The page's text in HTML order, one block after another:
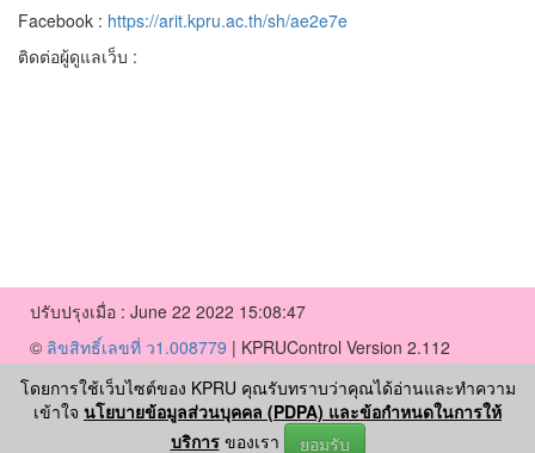
โดยการใช้เว็บไซต์ของ KPRU คุณรับทราบว่าคุณได้อ่านและทำความ
เข้าใจ นโยบายข้อมูลส่วนบุคคล (PDPA) และข้อกำหนดในการให้
บริการของเรา ยอมรับ
Facebook : https://arit.kpru.ac.th/sh/ae2e7e
ติดต่อผู้ดูแลเว็บ :
ปรับปรุงเมื่อ : June 22 2022 15:08:47
© ลิขสิทธิ์เลขที่ ว1.008779 | KPRUControl Version 2.112
ผู้เข้าชมทั้งหมด 163,952